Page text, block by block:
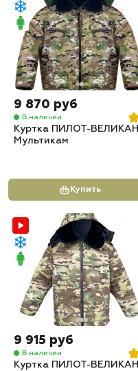
9 870 руб
В наличии
Куртка ПИЛОТ-ВЕЛИКАН
Мультикам
Купить
9 915 руб
В наличии
Куртка ПИЛОТ-ВЕЛИКАН